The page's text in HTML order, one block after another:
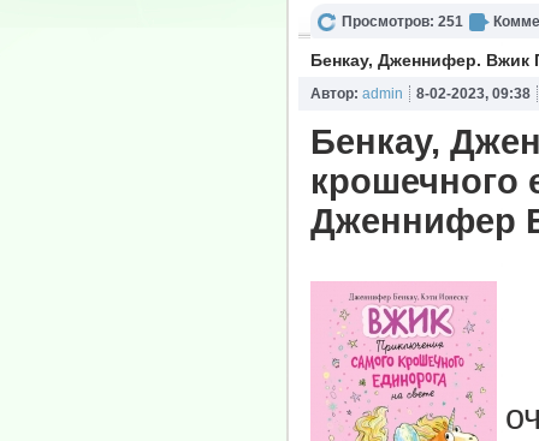
Просмотров: 251
Бенкау, Дженнифер. Вжик
Автор: admin 8-02-2023, 09:38
Бенкау,
крошечного
Дженнифер